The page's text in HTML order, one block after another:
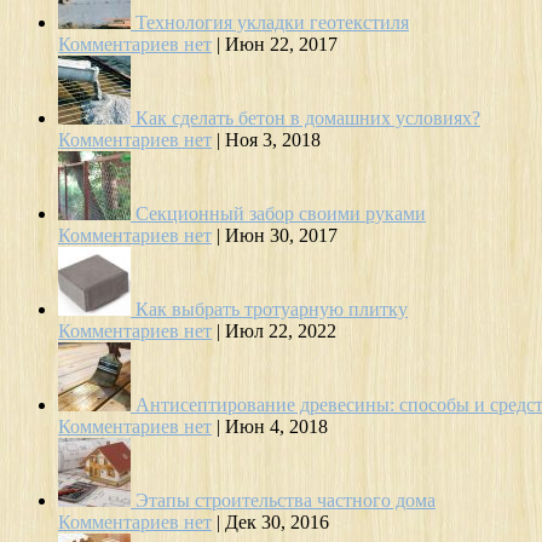
Технология укладки геотекстиля
Комментариев нет | Июн 22, 2017
Как сделать бетон в домашних условиях?
Комментариев нет | Ноя 3, 2018
Секционный забор своими руками
Комментариев нет | Июн 30, 2017
Как выбрать тротуарную плитку
Комментариев нет | Июл 22, 2022
Антисептирование древесины: способы и
Комментариев нет | Июн 4, 2018
Этапы строительства частного дома
Комментариев нет | Дек 30, 2016